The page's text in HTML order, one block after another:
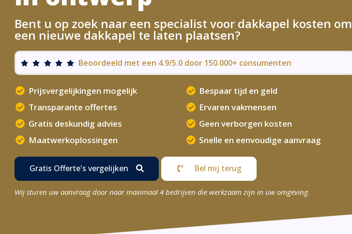
Bent u op zoek naar een specialist voor dakkapel kosten om
een nieuwe dakkapel te laten plaatsen?
Beoordeeld met een 4.9/5.0 door 150.000+ consumenten
Prijsvergelijkingen mogelijk
Transparante offertes
Gratis deskundig advies
Maatwerkoplossingen
Bespaar tijd en geld
Ervaren vakmensen
Geen verborgen kosten
Snelle en eenvoudige aanvraag
Gratis Offerte's vergelijken Bel mij terug
Wij sturen uw aanvraag door naar maximaal 4 bedrijven die werkzaam zijn in uw omgeving.